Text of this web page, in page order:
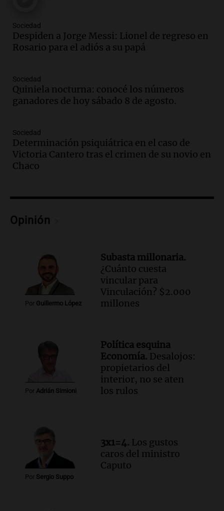
Messi hubiera llegado adonde llegó"
Una mañana para todos
Episodios
Jorge Messi en una entrevista con Rony
Vargas en 2007
Una mañana para todos
las nuevas detenciones: "En esa casa
todos tenían algo que ver"
Una mañana para todos
Episodios
del desayuno ideal: qué alimentos
Una mañana para todos
Audio. Murió Jorge Messi
Una mañana para todos
Episodios
Audio.Mateo, a los 25 años, lucha
Episodios
Audio.
Estiman que la inflación nacional
de julio será menor al 2,9% registrado
en CABA
Una mañana para todos
cabra que llevaba ocho días atrapada en
un precipicio
Una mañana para todos
Episodios
Audio.Chile planteó mejorar la
Sociedad
Despiden a Jorge Messi: Lionel de regreso en
Rosario para el adiós a su papá
Sociedad
Quiniela nocturna: conocé los números
ganadores de hoy sábado 8 de agosto.
Sociedad
Determinación psiquiátrica en el caso de
Victoria Cantero tras el crimen de su novio en
Chaco
Opinión
Por Guillermo López
Subasta millonaria.
¿Cuánto cuesta
vincular para
Vinculación? $2.000
millones
Por Adrián Simioni
Política esquina
Economía. Desalojos:
propietarios del
interior, no se aten
los rulos
Por Sergio Suppo
3x1=4. Los gustos
caros del ministro
Caputo